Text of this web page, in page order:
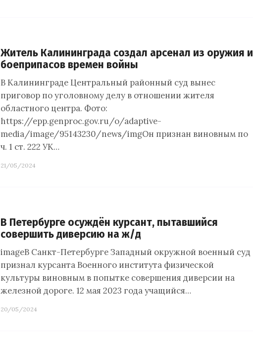
Житель Калининграда создал арсенал из оружия и
боеприпасов времен войны
В Калининграде Центральный районный суд вынес
приговор по уголовному делу в отношении жителя
областного центра. Фото:
https://epp.genproc.gov.ru/o/adaptive-
media/image/95143230/news/imgОн признан виновным по
ч. 1 ст. 222 УК…
21/05/2024
В Петербурге осуждён курсант, пытавшийся
совершить диверсию на ж/д
imageВ Санкт-Петербурге Западный окружной военный суд
признал курсанта Военного института физической
культуры виновным в попытке совершения диверсии на
железной дороге. 12 мая 2023 года учащийся…
20/05/2024